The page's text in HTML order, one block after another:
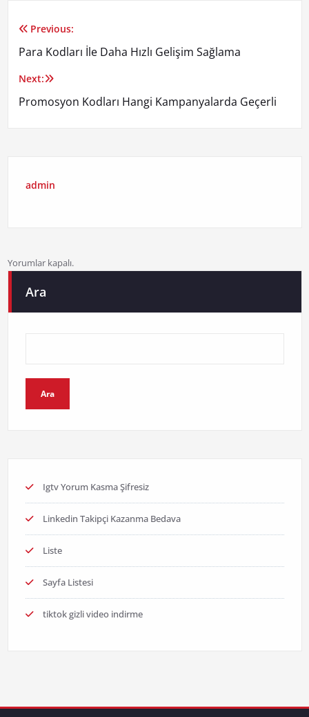
Yazı
gezinmesi
Previous:
Para Kodları İle Daha Hızlı Gelişim Sağlama
Next:
Promosyon Kodları Hangi Kampanyalarda Geçerli
admin
Yorumlar kapalı.
Ara
Ara
Igtv Yorum Kasma Şifresiz
Linkedin Takipçi Kazanma Bedava
Liste
Sayfa Listesi
tiktok gizli video indirme